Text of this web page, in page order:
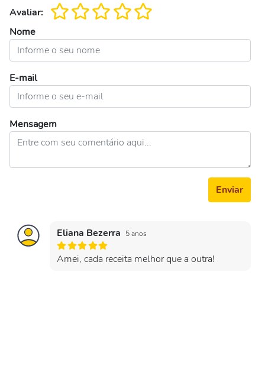
Avaliar:
Nome
E-mail
Mensagem
Enviar
Eliana Bezerra 5 anos
Amei, cada receita melhor que a outra!